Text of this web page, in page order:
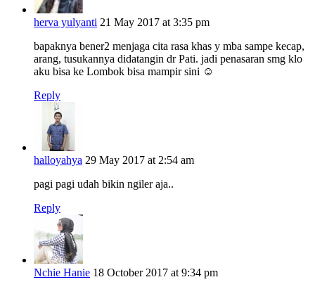
herva yulyanti 21 May 2017 at 3:35 pm
bapaknya bener2 menjaga cita rasa khas y mba sampe kecap,
arang, tusukannya didatangin dr Pati. jadi penasaran smg klo
aku bisa ke Lombok bisa mampir sini ☺️
Reply
halloyahya 29 May 2017 at 2:54 am
pagi pagi udah bikin ngiler aja..
Reply
Nchie Hanie 18 October 2017 at 9:34 pm